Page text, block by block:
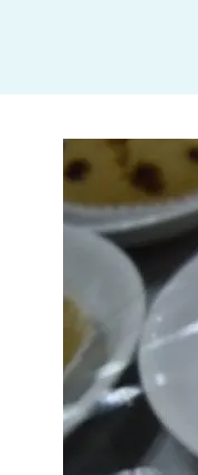
江東区
横浜市
浦安市
朝霞市
神戸市